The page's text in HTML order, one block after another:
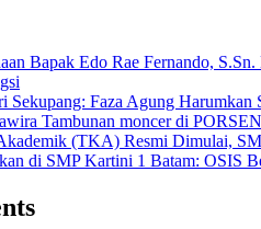
Bapak Edo Rae Fernando,
Sekupang: Faza Agung
Tambunan moncer di
(TKA) Resmi Dimulai,
di SMP Kartini 1 Batam: OSIS